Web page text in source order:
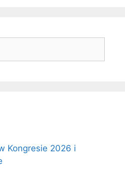
Kongresie 2026 i